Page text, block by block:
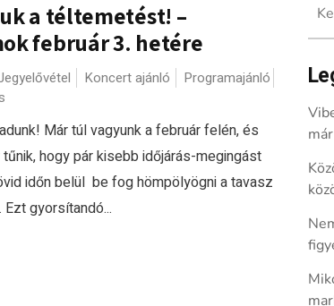
a téltemetést! –
február 3. hetére
Koncert ajánló
Programajánló
Már túl vagyunk a február felén, és
hogy pár kisebb időjárás-megingást
időn belül be fog hömpölyögni a tavasz
gyorsítandó...